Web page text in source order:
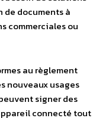
documents à
commerciales ou
au règlement
nouveaux usages
signer des
connecté tout